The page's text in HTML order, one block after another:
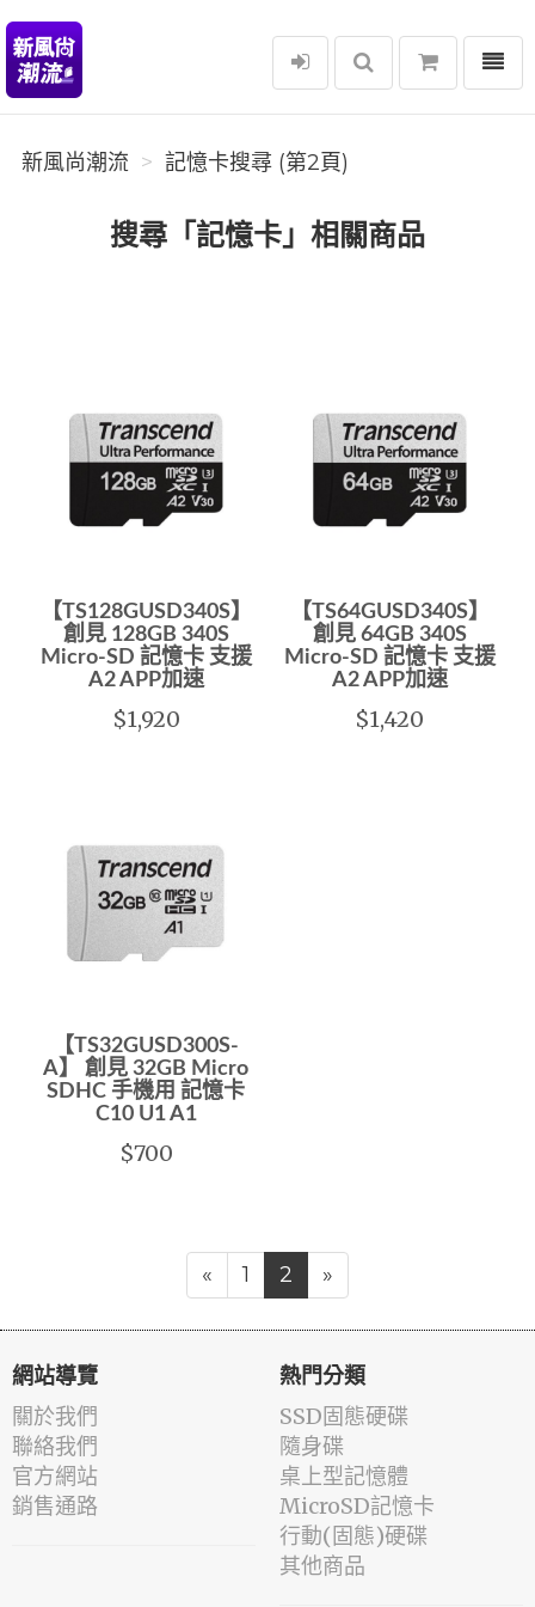
新風尚潮流
選單
新風尚潮流 記憶卡搜尋 (第2頁)
搜尋「記憶卡」相關商品
【TS128GUSD340S】
創見 128GB 340S
Micro-SD 記憶卡 支援
A2 APP加速
$1,920
【TS64GUSD340S】
創見 64GB 340S
Micro-SD 記憶卡 支援
A2 APP加速
$1,420
【TS32GUSD300S-
A】 創見 32GB Micro
SDHC 手機用 記憶卡
C10 U1 A1
$700
« 1 2 »
網站導覽
關於我們
聯絡我們
官方網站
銷售通路
熱門分類
SSD固態硬碟
隨身碟
桌上型記憶體
MicroSD記憶卡
行動(固態)硬碟
其他商品